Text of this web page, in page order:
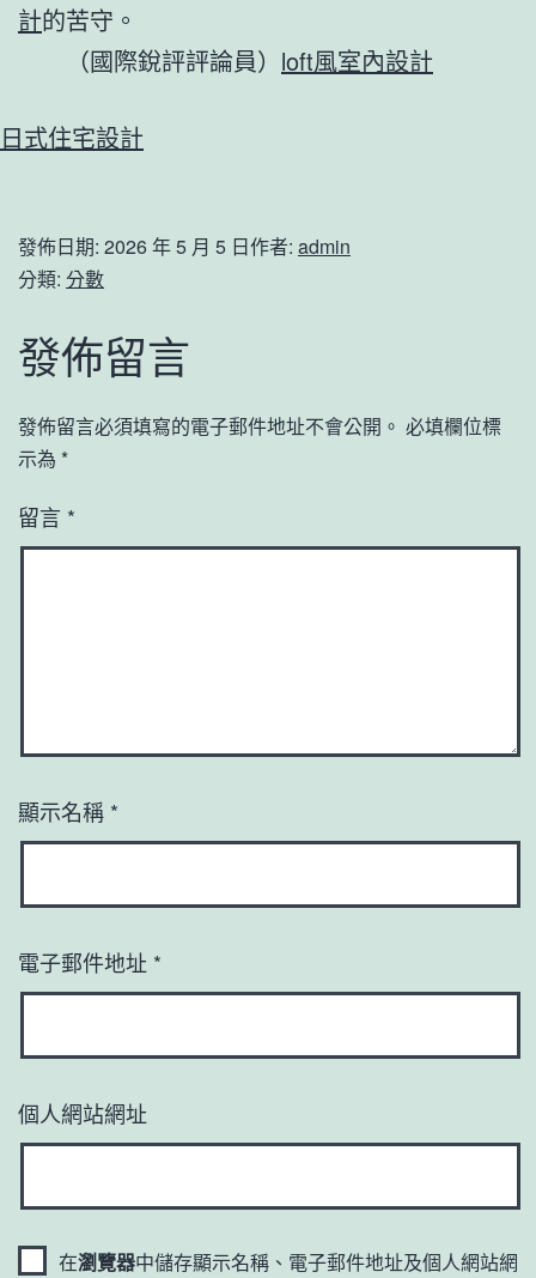
計的苦守。
（國際銳評評論員） loft風室內設計
日式住宅設計
發佈日期: 2026 年 5 月 5 日作者: admin
分類: 分數
發佈留言
發佈留言必須填寫的電子郵件地址不會公開。 必填欄位標
示為 *
留言 *
顯示名稱 *
電子郵件地址 *
個人網站網址
在瀏覽器中儲存顯示名稱、電子郵件地址及個人網站網